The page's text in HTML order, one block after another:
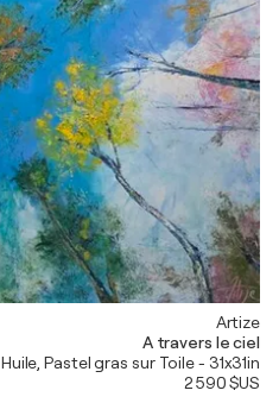
Artize
A travers le ciel
Huile, Pastel gras sur Toile - 31x31in
2 590 $US